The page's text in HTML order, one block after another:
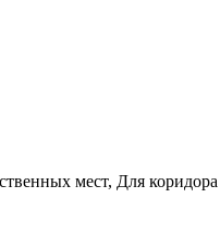
мест, Для коридора